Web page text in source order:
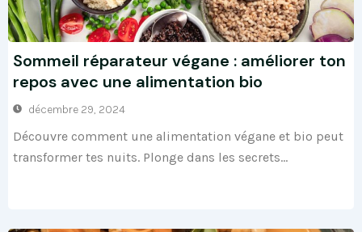
Sommeil réparateur végane : améliorer ton
repos avec une alimentation bio
décembre 29, 2024
Découvre comment une alimentation végane et bio peut
transformer tes nuits. Plonge dans les secrets...